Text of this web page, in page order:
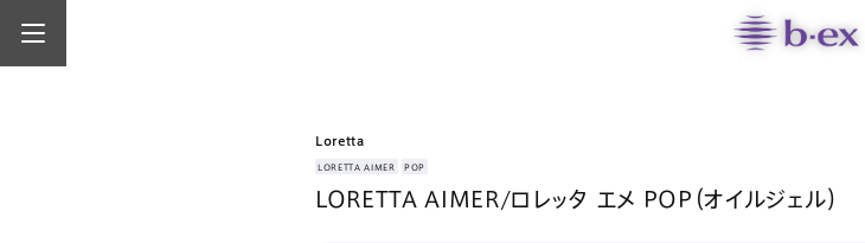
Loretta
LORETTA AIMER POP
LORETTA AIMER/ロレッタ エメ POP（オイルジェル）